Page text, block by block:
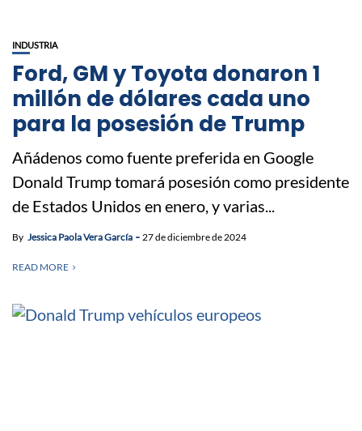
INDUSTRIA
Ford, GM y Toyota donaron 1
millón de dólares cada uno
para la posesión de Trump
Añádenos como fuente preferida en Google
Donald Trump tomará posesión como presidente
de Estados Unidos en enero, y varias...
By Jessica Paola Vera García 27 de diciembre de 2024
READ MORE